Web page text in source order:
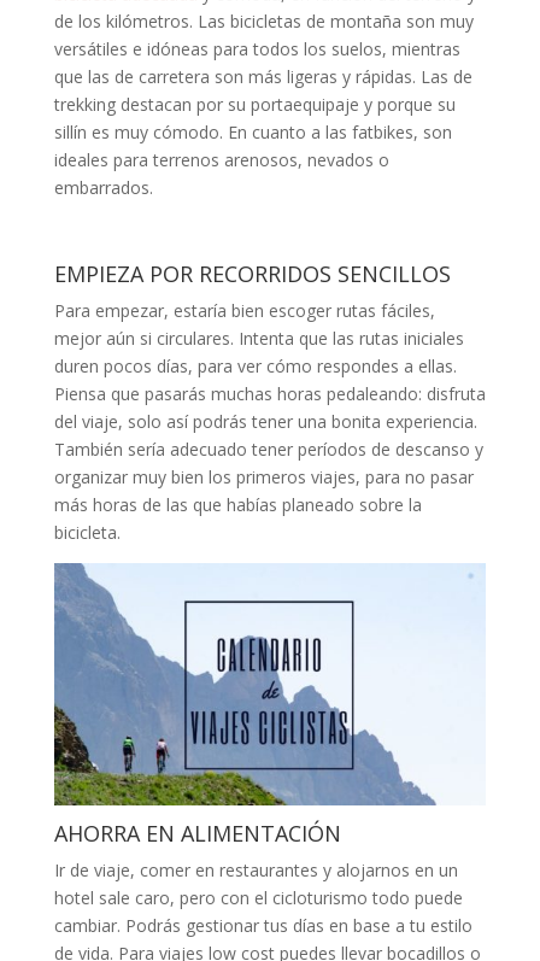
de los kilómetros. Las bicicletas de montaña son muy
versátiles e idóneas para todos los suelos, mientras
que las de carretera son más ligeras y rápidas. Las de
trekking destacan por su portaequipaje y porque su
sillín es muy cómodo. En cuanto a las fatbikes, son
ideales para terrenos arenosos, nevados o
embarrados.
EMPIEZA POR RECORRIDOS SENCILLOS
Para empezar, estaría bien escoger rutas fáciles,
mejor aún si circulares. Intenta que las rutas iniciales
duren pocos días, para ver cómo respondes a ellas.
Piensa que pasarás muchas horas pedaleando: disfruta
del viaje, solo así podrás tener una bonita experiencia.
También sería adecuado tener períodos de descanso y
organizar muy bien los primeros viajes, para no pasar
más horas de las que habías planeado sobre la
bicicleta.
AHORRA EN ALIMENTACIÓN
Ir de viaje, comer en restaurantes y alojarnos en un
hotel sale caro, pero con el cicloturismo todo puede
cambiar. Podrás gestionar tus días en base a tu estilo
de vida. Para viajes low cost puedes llevar bocadillos o